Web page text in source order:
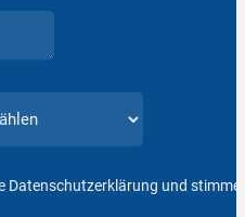
Datenschutzerklärung und